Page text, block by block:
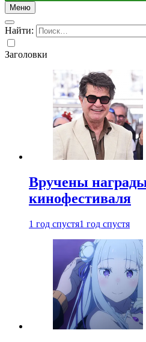
Меню
Найти:
Заголовки
Вручены
кинофестиваля
1 год спустя1 год спустя